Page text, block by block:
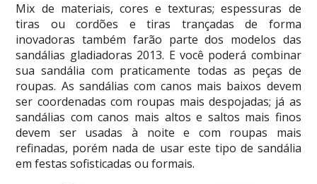
Mix de materiais, cores e texturas; espessuras de
tiras ou cordões e tiras trançadas de forma
inovadoras também farão parte dos modelos das
sandálias gladiadoras 2013. E você poderá combinar
sua sandália com praticamente todas as peças de
roupas. As sandálias com canos mais baixos devem
ser coordenadas com roupas mais despojadas; já as
sandálias com canos mais altos e saltos mais finos
devem ser usadas à noite e com roupas mais
refinadas, porém nada de usar este tipo de sandália
em festas sofisticadas ou formais.